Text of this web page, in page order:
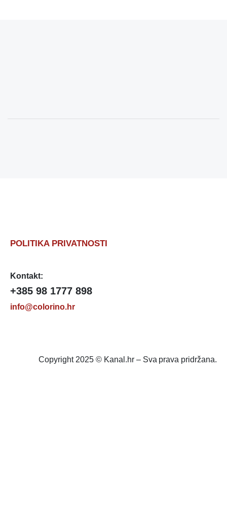
POLITIKA PRIVATNOSTI
Kontakt:
+385 98 1777 898
info@colorino.hr
Copyright 2025 © Kanal.hr – Sva prava pridržana.